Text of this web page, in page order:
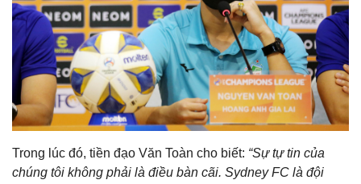
Trong lúc đó, tiền đạo Văn Toàn cho biết: “Sự tự tin của
chúng tôi không phải là điều bàn cãi. Sydney FC là đội